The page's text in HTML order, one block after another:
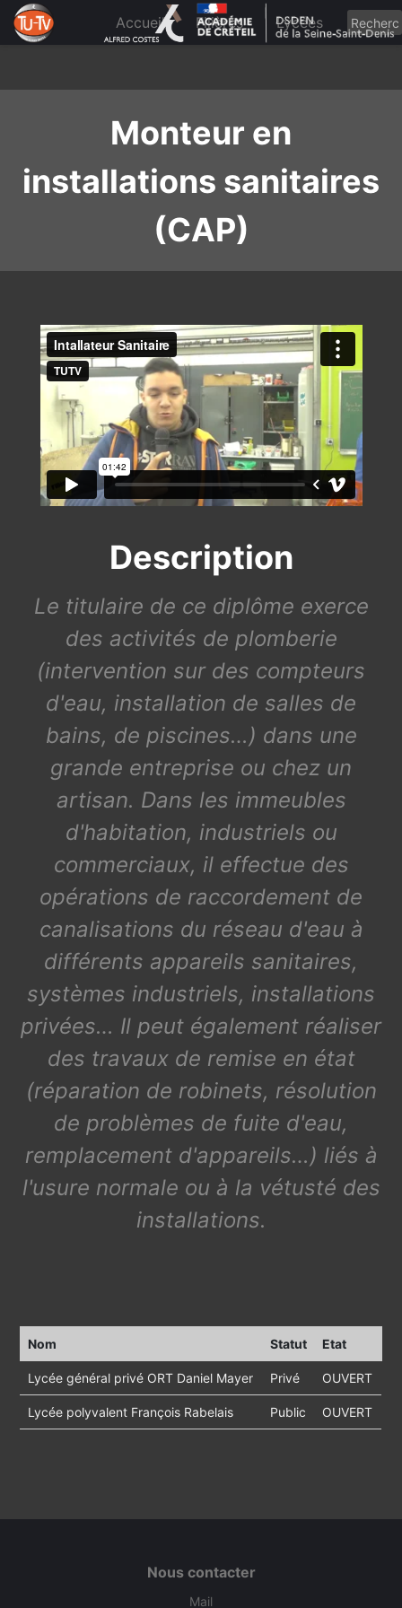
content
Accueil Filières Lycées
Monteur en
installations sanitaires
(CAP)
Description
Le titulaire de ce diplôme exerce
des activités de plomberie
(intervention sur des compteurs
d'eau, installation de salles de
bains, de piscines…) dans une
grande entreprise ou chez un
artisan. Dans les immeubles
d'habitation, industriels ou
commerciaux, il effectue des
opérations de raccordement de
canalisations du réseau d'eau à
différents appareils sanitaires,
systèmes industriels, installations
privées… Il peut également réaliser
des travaux de remise en état
(réparation de robinets, résolution
de problèmes de fuite d'eau,
remplacement d'appareils…) liés à
l'usure normale ou à la vétusté des
installations.
Nom Statut Etat
Lycée général privé ORT Daniel Mayer Privé OUVERT
Lycée polyvalent François Rabelais Public OUVERT
Nous contacter
Mail